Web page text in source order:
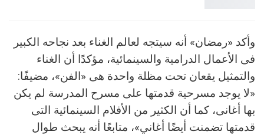
وأكد «رمضان» أنه سيتجه لعالم الغناء بعد نجاحه الكبير
فى الأعمال الدرامية والسينمائية، مؤكدًا أن الغناء
والتمثيل يقعان تحت مظلة واحدة هى «الفن»، مضيفًا:
«لا يوجد مسرحية قدمتها على مسرح المدرسة لم يكن
بها أغانى، كما أن الكثير من الأفلام السينمائية التى
قدمتها تضمنت أيضًا أغاني»، متابعًا أنه يبحث طوال